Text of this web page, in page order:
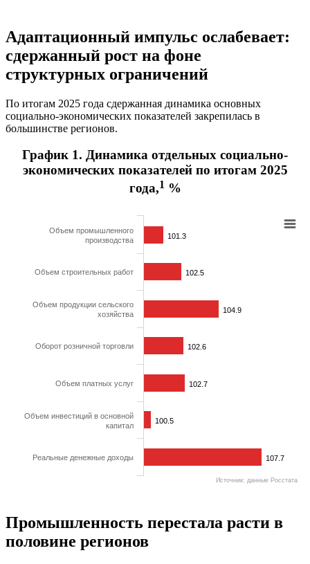
Адаптационный импульс ослабевает:
сдержанный рост на фоне
структурных ограничений
По итогам 2025 года сдержанная динамика основных
социально-экономических показателей закрепилась в
большинстве регионов.
График 1. Динамика отдельных социально-
экономических показателей по итогам 2025
года,1%
101.3
101.3
102.5
102.5
104.9
104.9
102.6
102.6
102.7
102.7
100.5
100.5
107.7
107.7
Объем промышленного
производства
Объем строительных работ
Объем продукции сельского
хозяйства
Оборот розничной торговли
Объем платных услуг
Объем инвестиций в основной
капитал
Реальные денежные доходы
Источник: данные Росстата
Промышленность перестала расти в
половине регионов